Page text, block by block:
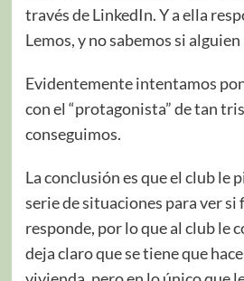
través de LinkedIn. Y a ella
Lemos, y no sabemos si alguien
Evidentemente intentamos
con el “protagonista” de tan
conseguimos.
La conclusión es que el club le
serie de situaciones para ver si
responde, por lo que al club le
deja claro que se tiene que